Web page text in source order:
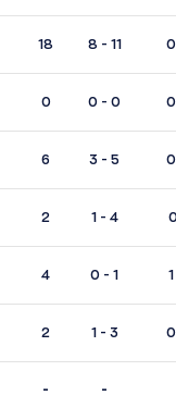
18 8 - 11
0 0 - 0
6 3 - 5
2 1 - 4
4 0 - 1
2 1 - 3
- -